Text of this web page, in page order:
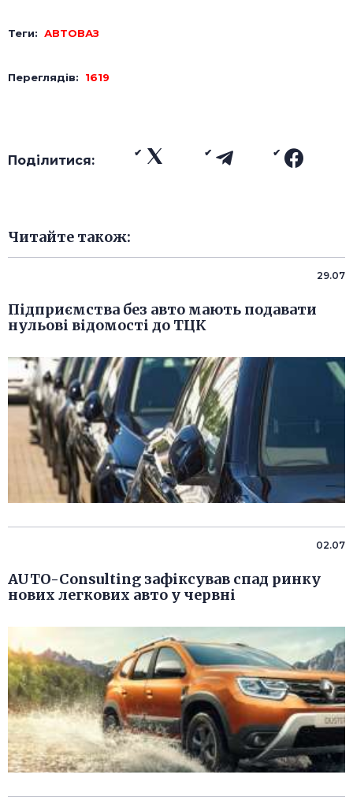
Теги: АВТОВАЗ
Переглядів: 1619
Поділитися:
Читайте також:
29.07
Підприємства без авто мають подавати
нульові відомості до ТЦК
02.07
AUTO-Consulting зафіксував спад ринку
нових легкових авто у червні